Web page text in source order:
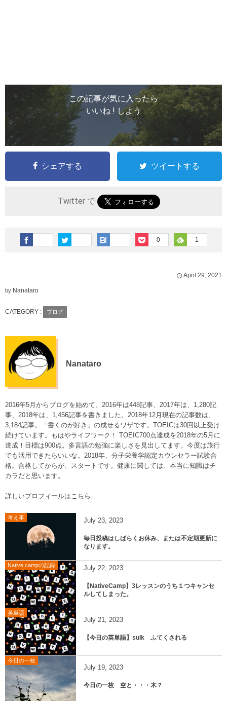
この記事が気に入ったら
いいね ! しよう
シェアする ツイートする
Twitter で
0 1
April 29 2021
by Nanataro
CATEGORY : ブログ
Nanataro
2016年5月からブログを始めて、2016年は448記事、2017年は、1,280記
事、2018年は、1,456記事を書きました。2018年12月現在の記事数は、
3,184記事。「書くのが好き」の成せるワザです。TOEICは30回以上受け
続けています。もはやライフワーク！ TOEIC700点達成を2018年の5月に
達成！目標は900点。多言語の勉強に楽しさを見出してます。今度は旅行
でも活用できたらいいな。2018年、分子栄養学認定カウンセラー試験合
格。合格してからが、スタートです。健康に関しては、本当に知識はチ
カラだと思います。
詳しいプロフィールはこちら
考え事 July 23 2023
毎日投稿はしばらくお休み、または不定期更新に
なります。
Native campの記録 July 22 2023
【NativeCamp】3レッスンのうち１つキャンセ
ルしてしまった。
英単語
July 21 2023
【今日の英単語】sulk ふてくされる
今日の一枚
July 19 2023
今日の一枚 空と・・・木？